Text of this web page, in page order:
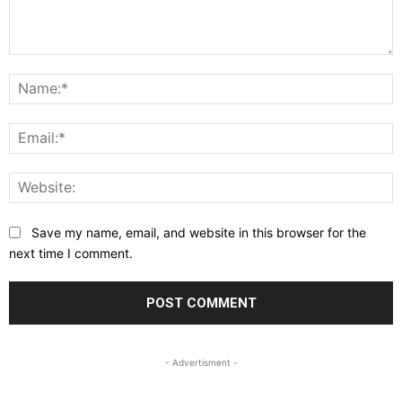
Save my name, email, and website in this browser for the
next time I comment.
- Advertisment -